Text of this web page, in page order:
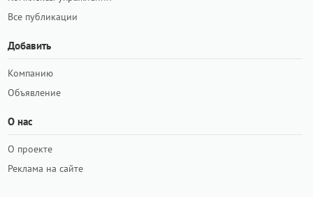
Все публикации
Добавить
Компанию
Объявление
О нас
О проекте
Реклама на сайте